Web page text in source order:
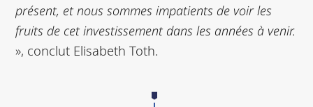
présent, et nous sommes impatients de voir les
fruits de cet investissement dans les années à venir.
», conclut Elisabeth Toth.